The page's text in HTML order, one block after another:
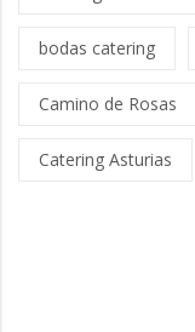
bodas catering
Camino de Rosas
Catering Asturias